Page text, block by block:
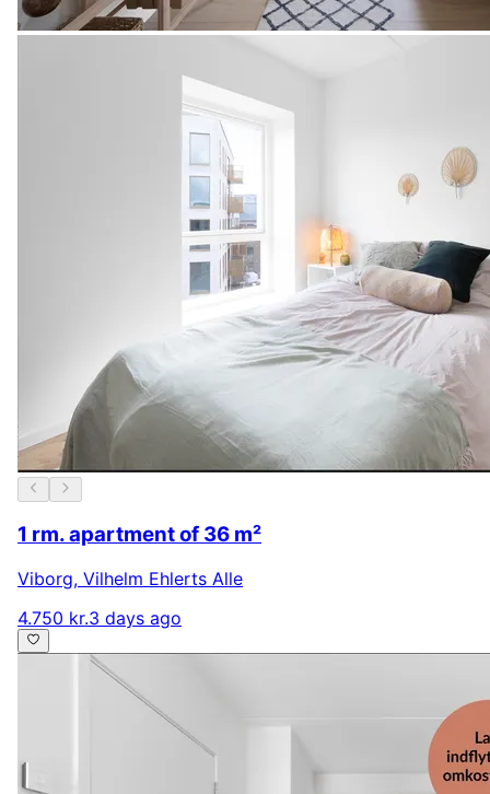
1 rm. apartment of 36 m²
Viborg, Vilhelm Ehlerts Alle
4.750 kr.3 days ago